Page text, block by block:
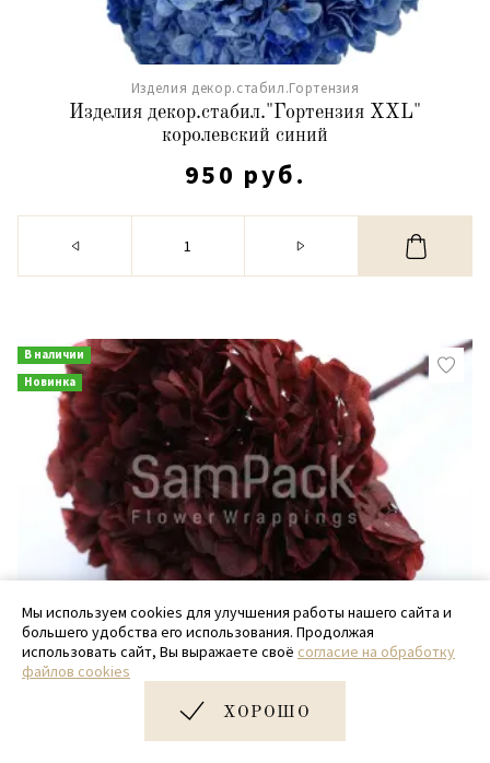
Изделия декор.стабил.Гортензия
Изделия декор.стабил."Гортензия XXL"
королевский синий
950 руб.
В наличии
Новинка
950 руб.
Мы используем cookies для улучшения работы нашего сайта и
большего удобства его использования. Продолжая
использовать сайт, Вы выражаете своё согласие на обработку
файлов cookies
ХОРОШО